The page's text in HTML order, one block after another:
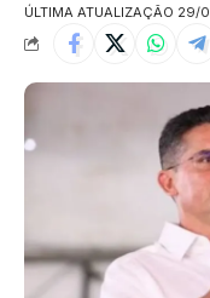
ÚLTIMA ATUALIZAÇÃO